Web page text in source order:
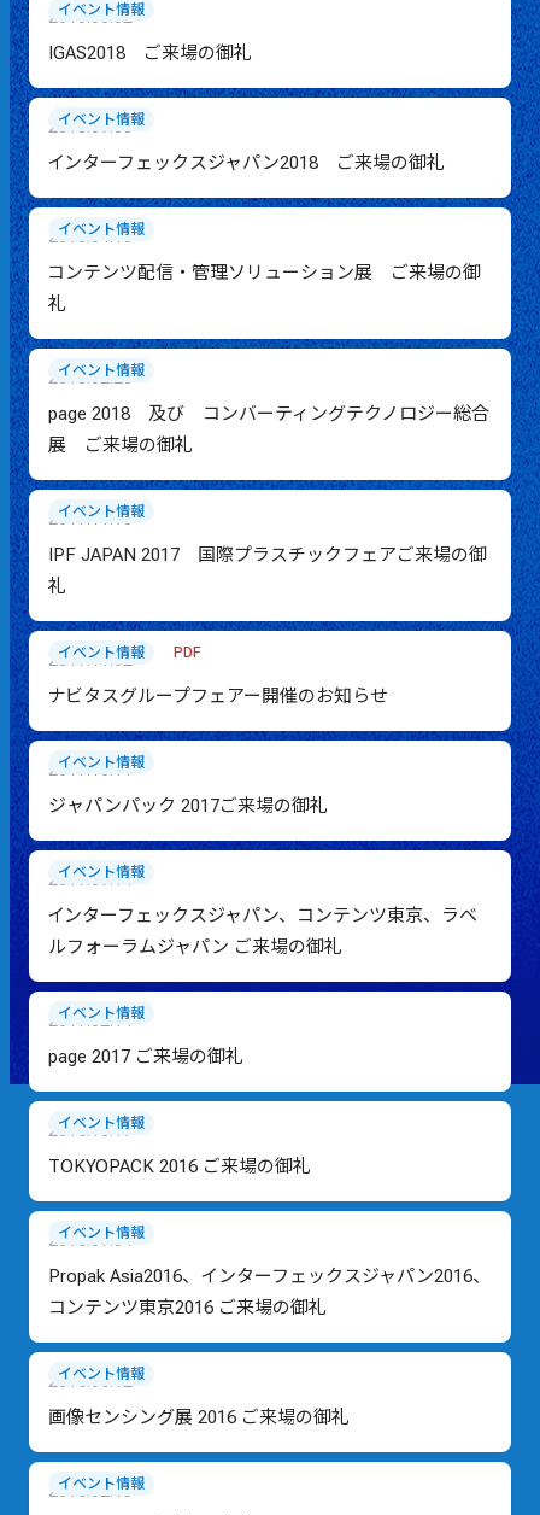
2018.08.02
IGAS2018 ご来場の御礼
イベント情報
2018.07.03
インターフェックスジャパン2018 ご来場の御礼
イベント情報
2018.04.10
コンテンツ配信・管理ソリューション展 ご来場の御
礼
イベント情報
2018.02.28
page 2018 及び コンバーティングテクノロジー総合
展 ご来場の御礼
イベント情報
2017.11.13
IPF JAPAN 2017 国際プラスチックフェアご来場の御
礼
イベント情報
2017.11.02
ナビタスグループフェアー開催のお知らせ
イベント情報 PDF
2017.10.11
ジャパンパック 2017ご来場の御礼
イベント情報
2017.07.14
インターフェックスジャパン、コンテンツ東京、ラベ
ルフォーラムジャパン ご来場の御礼
イベント情報
2017.02.14
page 2017 ご来場の御礼
イベント情報
2016.10.17
TOKYOPACK 2016 ご来場の御礼
イベント情報
2016.07.04
Propak Asia2016、インターフェックスジャパン2016、
コンテンツ東京2016 ご来場の御礼
イベント情報
2016.06.12
画像センシング展 2016 ご来場の御礼
イベント情報
2016.02.15
イベント情報